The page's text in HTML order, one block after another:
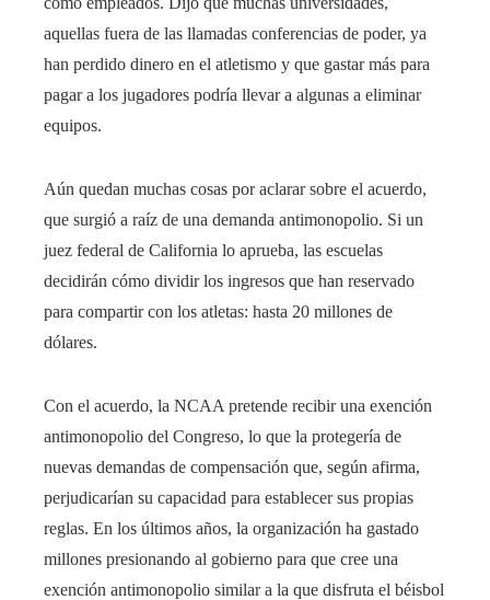
aquellas fuera de las llamadas conferencias de poder, ya
han perdido dinero en el atletismo y que gastar más para
pagar a los jugadores podría llevar a algunas a eliminar
equipos.
Aún quedan muchas cosas por aclarar sobre el acuerdo,
que surgió a raíz de una demanda antimonopolio. Si un
juez federal de California lo aprueba, las escuelas
decidirán cómo dividir los ingresos que han reservado
para compartir con los atletas: hasta 20 millones de
dólares.
Con el acuerdo, la NCAA pretende recibir una exención
antimonopolio del Congreso, lo que la protegería de
nuevas demandas de compensación que, según afirma,
perjudicarían su capacidad para establecer sus propias
reglas. En los últimos años, la organización ha gastado
millones presionando al gobierno para que cree una
exención antimonopolio similar a la que disfruta el béisbol